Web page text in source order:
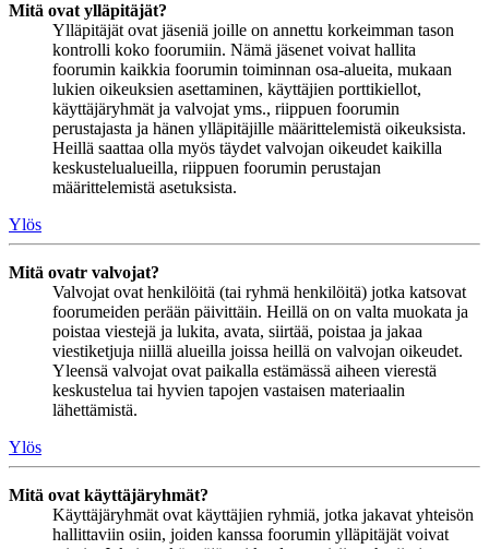
Mitä ovat ylläpitäjät?
Ylläpitäjät ovat jäseniä joille on annettu korkeimman tason
kontrolli koko foorumiin. Nämä jäsenet voivat hallita
foorumin kaikkia foorumin toiminnan osa-alueita, mukaan
lukien oikeuksien asettaminen, käyttäjien porttikiellot,
käyttäjäryhmät ja valvojat yms., riippuen foorumin
perustajasta ja hänen ylläpitäjille määrittelemistä oikeuksista.
Heillä saattaa olla myös täydet valvojan oikeudet kaikilla
keskustelualueilla, riippuen foorumin perustajan
määrittelemistä asetuksista.
Ylös
Mitä ovatr valvojat?
Valvojat ovat henkilöitä (tai ryhmä henkilöitä) jotka katsovat
foorumeiden perään päivittäin. Heillä on on valta muokata ja
poistaa viestejä ja lukita, avata, siirtää, poistaa ja jakaa
viestiketjuja niillä alueilla joissa heillä on valvojan oikeudet.
Yleensä valvojat ovat paikalla estämässä aiheen vierestä
keskustelua tai hyvien tapojen vastaisen materiaalin
lähettämistä.
Ylös
Mitä ovat käyttäjäryhmät?
Käyttäjäryhmät ovat käyttäjien ryhmiä, jotka jakavat yhteisön
hallittaviin osiin, joiden kanssa foorumin ylläpitäjät voivat